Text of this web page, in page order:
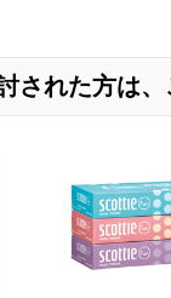
された方は